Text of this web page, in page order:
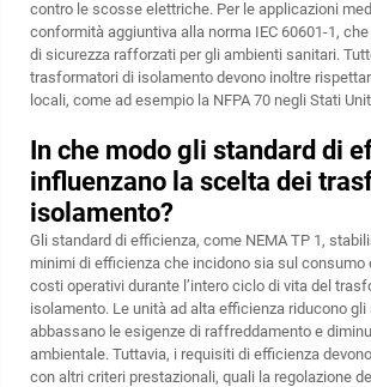
contro le scosse elettriche. Per le applicazioni
conformità aggiuntiva alla norma IEC 60601-1,
di sicurezza rafforzati per gli ambienti sanitari.
trasformatori di isolamento devono inoltre
locali, come ad esempio la NFPA 70 negli Stati
In che modo gli standard di
influenzano la scelta dei
isolamento?
Gli standard di efficienza, come NEMA TP 1,
minimi di efficienza che incidono sia sul consumo
costi operativi durante l’intero ciclo di vita del
isolamento. Le unità ad alta efficienza riducono
abbassano le esigenze di raffreddamento e
ambientale. Tuttavia, i requisiti di efficienza
con altri criteri prestazionali, quali la regolazione